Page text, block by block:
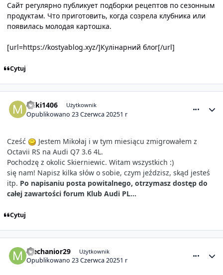
Сайт регулярно публикует подборки рецептов по сезонным
продуктам. Что приготовить, когда созрела клубника или
появилась молодая картошка.
[url=https://kostyablog.xyz/]Кулінарний блог[/url]
Cytuj
miki1406 Użytkownik
Opublikowano23 Czerwca 20251 r
Cześć
Jestem Mikołaj i w tym miesiącu zmigrowałem z
Octavii RS na Audi Q7 3.6 4L.
Pochodzę z okolic Skierniewic. Witam wszystkich :)
się nam! Napisz kilka słów o sobie, czym jeździsz, skąd jesteś
itp. Po napisaniu posta powitalnego, otrzymasz dostęp do
całej zawartości forum Klub Audi PL...
Cytuj
Mechanior29 Użytkownik
Opublikowano23 Czerwca 20251 r